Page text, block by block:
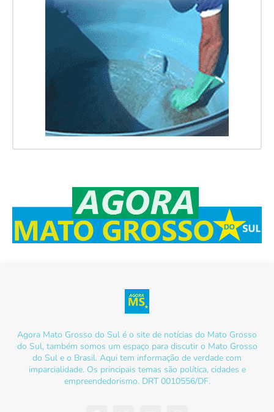
Agora Mato Grosso do Sul é o site de notícias do Mato Grosso
do Sul, também somos um espaço para discutir o Mato Grosso
do Sul e o Brasil. Aqui tem informação de verdade com
imparcialidade. Os principais temas são política, cidades e
empreendedorismo. DRT 0010556/DF.